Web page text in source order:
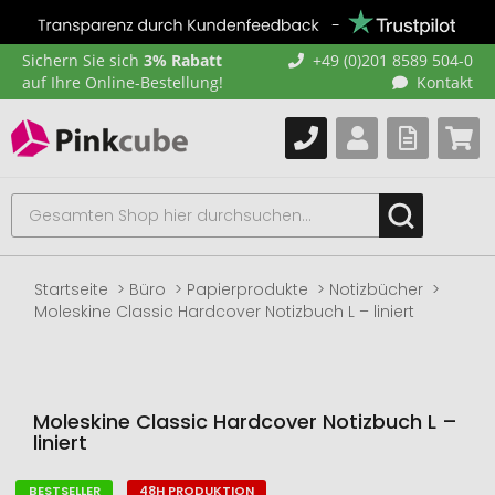
Sichern Sie sich 3% Rabatt
auf Ihre Online-Bestellung!
+49 (0)201 8589 504-0
Kontakt
Startseite Büro Papierprodukte
Notizbücher
Moleskine Classic Hardcover Notizbuch L – liniert
Moleskine Classic Hardcover Notizbuch L –
liniert
BESTSELLER 48H PRODUKTION